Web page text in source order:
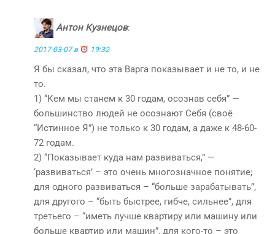
Антон Кузнецов:
2017-03-07 в 19:32
Я бы сказал, что эта Варга показывает и не то, и не
то.
1) “Кем мы станем к 30 годам, осознав себя” —
большинство людей не осознают Себя (своё
“Истинное Я”) не только к 30 годам, а даже к 48-60-
72 годам.
2) “Показывает куда нам развиваться,” —
‘развиваться’ – это очень многозначное понятие;
для одного развиваться – “больше зарабатывать”,
для другого – “быть быстрее, гибче, сильнее”, для
третьего – “иметь лучше квартиру или машину или
больше квартир или машин”, для кого-то – это